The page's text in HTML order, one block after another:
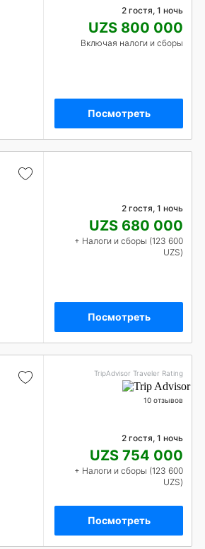
2 гостя, 1 ночь
UZS 800 000
Включая налоги и сборы
Посмотреть
2 гостя, 1 ночь
UZS 680 000
+ Налоги и сборы (123 600
UZS)
Посмотреть
TripAdvisor Traveler Rating
10 отзывов
2 гостя, 1 ночь
UZS 754 000
+ Налоги и сборы (123 600
UZS)
Посмотреть